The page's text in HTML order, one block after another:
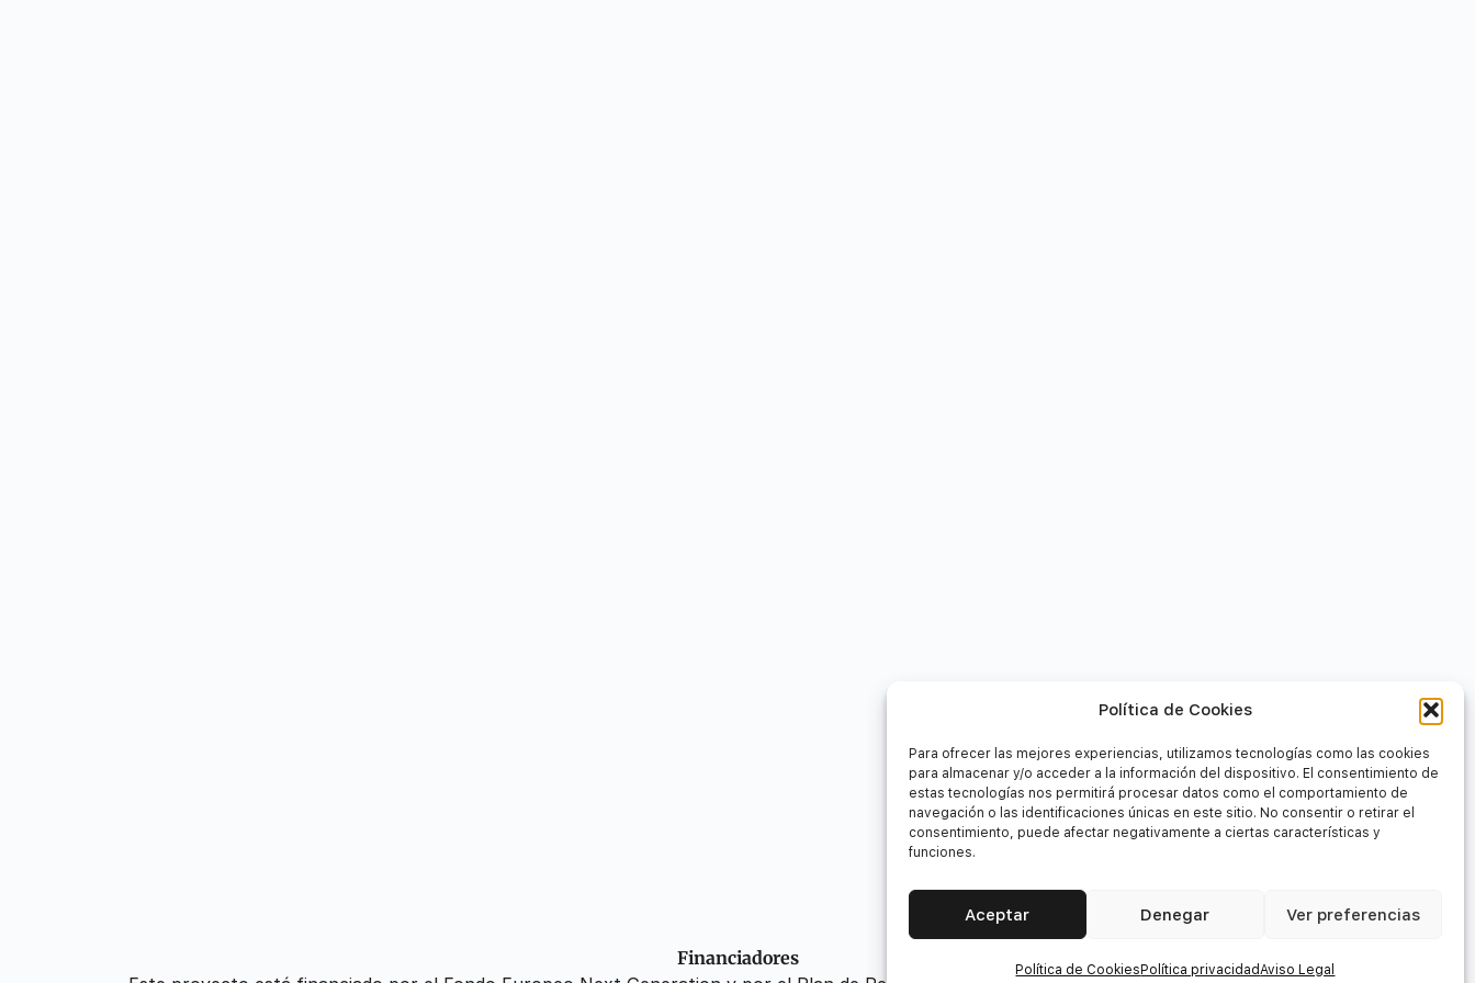
Política de Cookies
Para ofrecer las mejores experiencias, utilizamos tecnologías como las cookies
para almacenar y/o acceder a la información del dispositivo. El consentimiento de
estas tecnologías nos permitirá procesar datos como el comportamiento de
navegación o las identificaciones únicas en este sitio. No consentir o retirar el
consentimiento, puede afectar negativamente a ciertas características y
funciones.
Aceptar Denegar Ver preferencias
Política de Cookies Política privacidadAviso Legal
Financiadores